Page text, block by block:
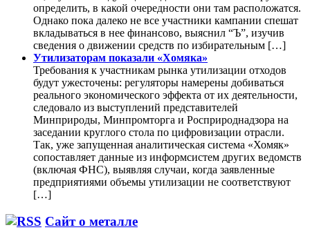
определить, в какой очередности они там расположатся.
Однако пока далеко не все участники кампании спешат
вкладываться в нее финансово, выяснил “Ъ”, изучив
сведения о движении средств по избирательным […]
Утилизаторам показали «Хомяка»
Требования к участникам рынка утилизации отходов
будут ужесточены: регуляторы намерены добиваться
реального экономического эффекта от их деятельности,
следовало из выступлений представителей
Минприроды, Минпромторга и Росприроднадзора на
заседании круглого стола по цифровизации отрасли.
Так, уже запущенная аналитическая система «Хомяк»
сопоставляет данные из информсистем других ведомств
(включая ФНС), выявляя случаи, когда заявленные
предприятиями объемы утилизации не соответствуют
[…]
Сайт о металле